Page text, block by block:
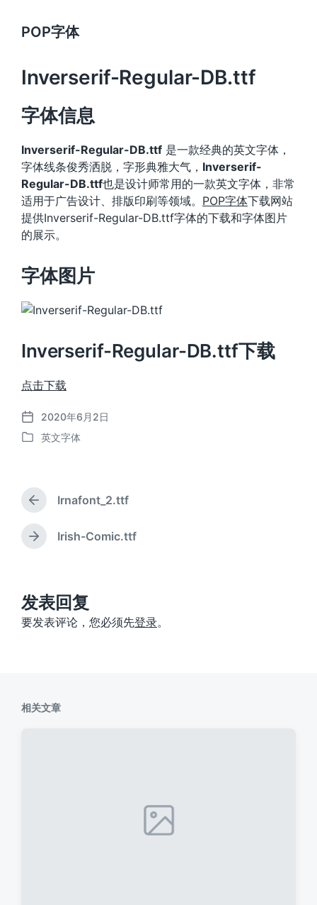
POP字体
Inverserif-Regular-DB.ttf
字体信息
Inverserif-Regular-DB.ttf 是一款经典的英文字体，
字体线条俊秀洒脱，字形典雅大气， Inverserif-
Regular-DB.ttf也是设计师常用的一款英文字体，非常
适用于广告设计、排版印刷等领域。 POP字体下载网站
提供Inverserif-Regular-DB.ttf字体的下载和字体图片
的展示。
字体图片
Inverserif-Regular-DB.ttf下载
点击下载
发
布
2020年6月2日
发
英文字体
上
篇
文
章
Irnafont_2.ttf
下
：
Irish-Comic.ttf
发表回复
要发表评论，您必须先登录。
相关文章